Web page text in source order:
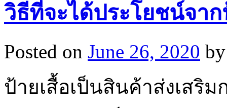
วิธีที่จะได้ประโยชน์จา
Posted on June 26, 2020 by
ป้ายเสื้อเป็นสินค้าส่งเสริ